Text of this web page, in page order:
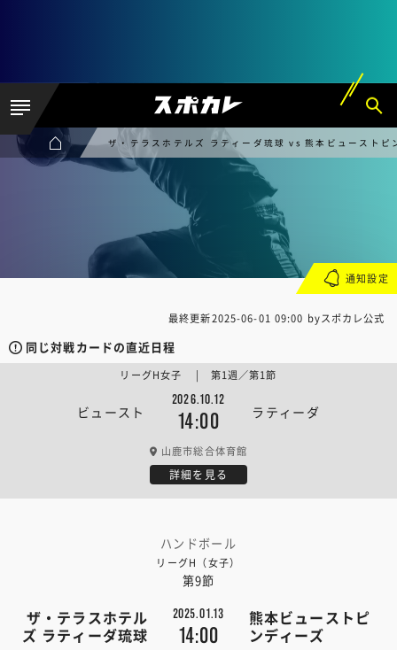
ザ・テラスホテルズ ラティーダ琉球 vs 熊本ビューストピ
最終更新2025-06-01 09:00 byスポカレ公式
同じ対戦カードの直近日程
ビュースト
2026.10.12
14:00 ラティーダ
リーグH女子 | 第1週／第1節
山鹿市総合体育館
詳細を見る
ハンドボール
リーグH（女子）
第9節
ザ・テラスホテル
ズ ラティーダ琉球
2025.01.13
14:00
熊本ビューストピ
ンディーズ
通知設定